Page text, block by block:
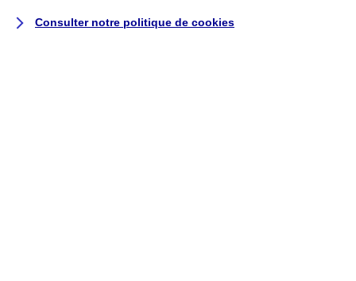
Une gamme complète pour diversifier vos
Consulter notre politique de cookies